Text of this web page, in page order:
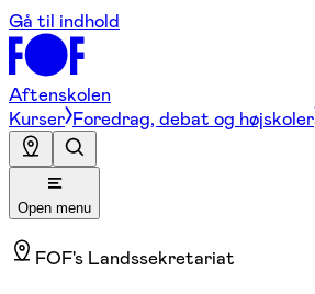
Gå til indhold
Aftenskolen
Kurser Foredrag, debat og højskoler
Open menu
FOF's Landssekretariat